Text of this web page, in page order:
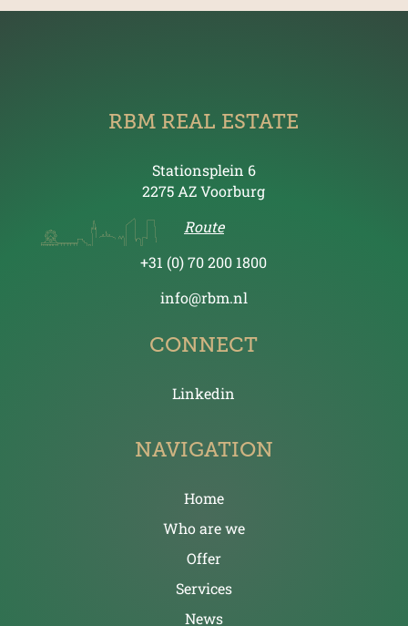
RBM REAL ESTATE
Stationsplein 6
2275 AZ Voorburg
Route
+31 (0) 70 200 1800
info@rbm.nl
CONNECT
Linkedin
NAVIGATION
Home
Who are we
Offer
Services
News